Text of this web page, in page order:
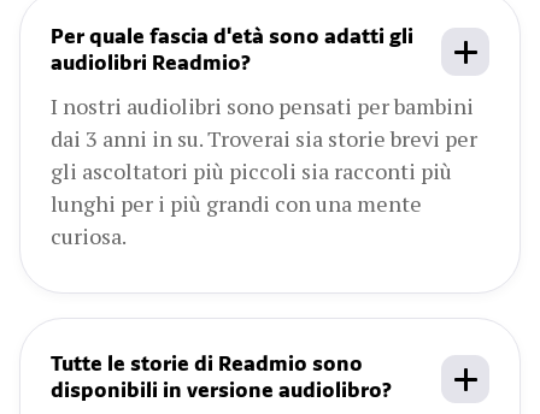
Per quale fascia d'età sono adatti gli
audiolibri Readmio?
I nostri audiolibri sono pensati per bambini
dai 3 anni in su. Troverai sia storie brevi per
gli ascoltatori più piccoli sia racconti più
lunghi per i più grandi con una mente
curiosa.
Tutte le storie di Readmio sono
disponibili in versione audiolibro?